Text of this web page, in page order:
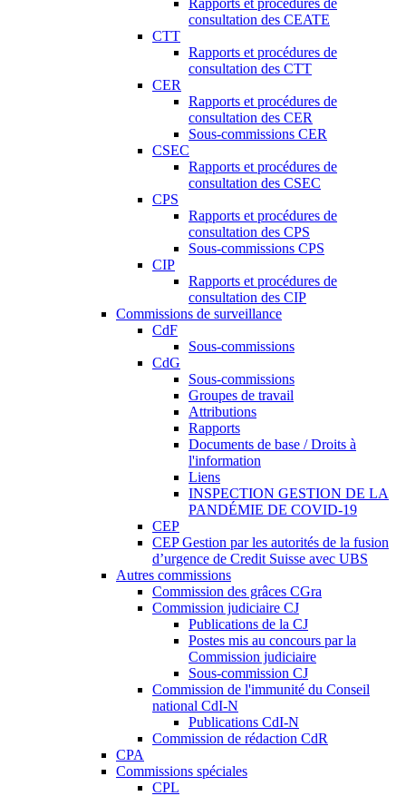
Rapports et procédures de
consultation des CEATE
CTT
Rapports et procédures de
consultation des CTT
CER
Rapports et procédures de
consultation des CER
Sous-commissions CER
CSEC
Rapports et procédures de
consultation des CSEC
CPS
Rapports et procédures de
consultation des CPS
Sous-commissions CPS
CIP
Rapports et procédures de
consultation des CIP
Commissions de surveillance
CdF
Sous-commissions
CdG
Sous-commissions
Groupes de travail
Attributions
Rapports
Documents de base / Droits à
l'information
Liens
INSPECTION GESTION DE LA
PANDÉMIE DE COVID-19
CEP
CEP Gestion par les autorités de la fusion
d’urgence de Credit Suisse avec UBS
Autres commissions
Commission des grâces CGra
Commission judiciaire CJ
Publications de la CJ
Postes mis au concours par la
Commission judiciaire
Sous-commission CJ
Commission de l'immunité du Conseil
national CdI-N
Publications CdI-N
Commission de rédaction CdR
CPA
Commissions spéciales
CPL